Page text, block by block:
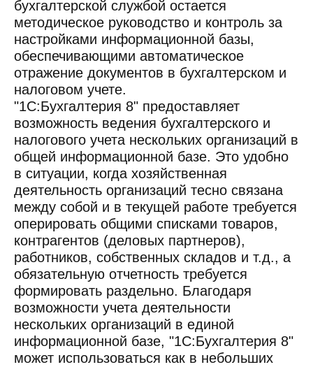
бухгалтерской службой остается
методическое руководство и контроль за
настройками информационной базы,
обеспечивающими автоматическое
отражение документов в бухгалтерском и
налоговом учете.
"1С:Бухгалтерия 8" предоставляет
возможность ведения бухгалтерского и
налогового учета нескольких организаций в
общей информационной базе. Это удобно
в ситуации, когда хозяйственная
деятельность организаций тесно связана
между собой и в текущей работе требуется
оперировать общими списками товаров,
контрагентов (деловых партнеров),
работников, собственных складов и т.д., а
обязательную отчетность требуется
формировать раздельно. Благодаря
возможности учета деятельности
нескольких организаций в единой
информационной базе, "1С:Бухгалтерия 8"
может использоваться как в небольших